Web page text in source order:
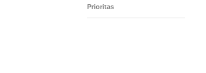
Prioritas